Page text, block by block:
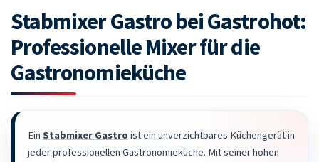
Stabmixer Gastro bei Gastrohot:
Professionelle Mixer für die
Gastronomieküche
Ein Stabmixer Gastro ist ein unverzichtbares Küchengerät in
jeder professionellen Gastronomieküche. Mit seiner hohen